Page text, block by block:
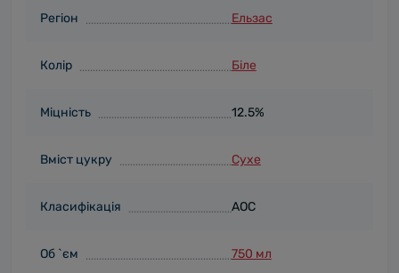
Регіон Ельзас
Колір Біле
Міцність 12.5%
Вміст цукру Сухе
Класифікація AOC
Об `єм 750 мл